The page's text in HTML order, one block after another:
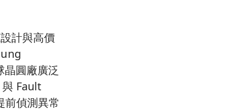
計與高價
晶圓廠廣泛
Fault
偵測異常